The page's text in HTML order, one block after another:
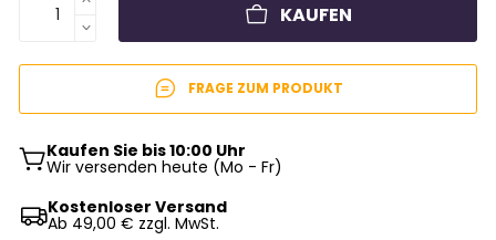
KAUFEN
FRAGE ZUM PRODUKT
Kaufen Sie bis 10:00 Uhr
Wir versenden heute (Mo - Fr)
Kostenloser Versand
Ab 49,00 € zzgl. MwSt.